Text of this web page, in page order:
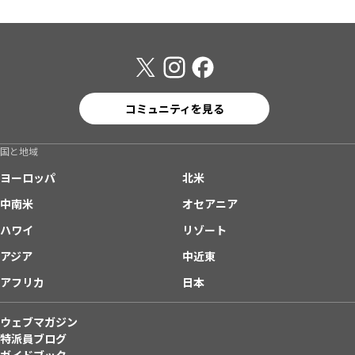
コミュニティを見る
国と地域
ヨーロッパ
北米
中南米
オセアニア
ハワイ
リゾート
アジア
中近東
アフリカ
日本
ウェブマガジン
特派員ブログ